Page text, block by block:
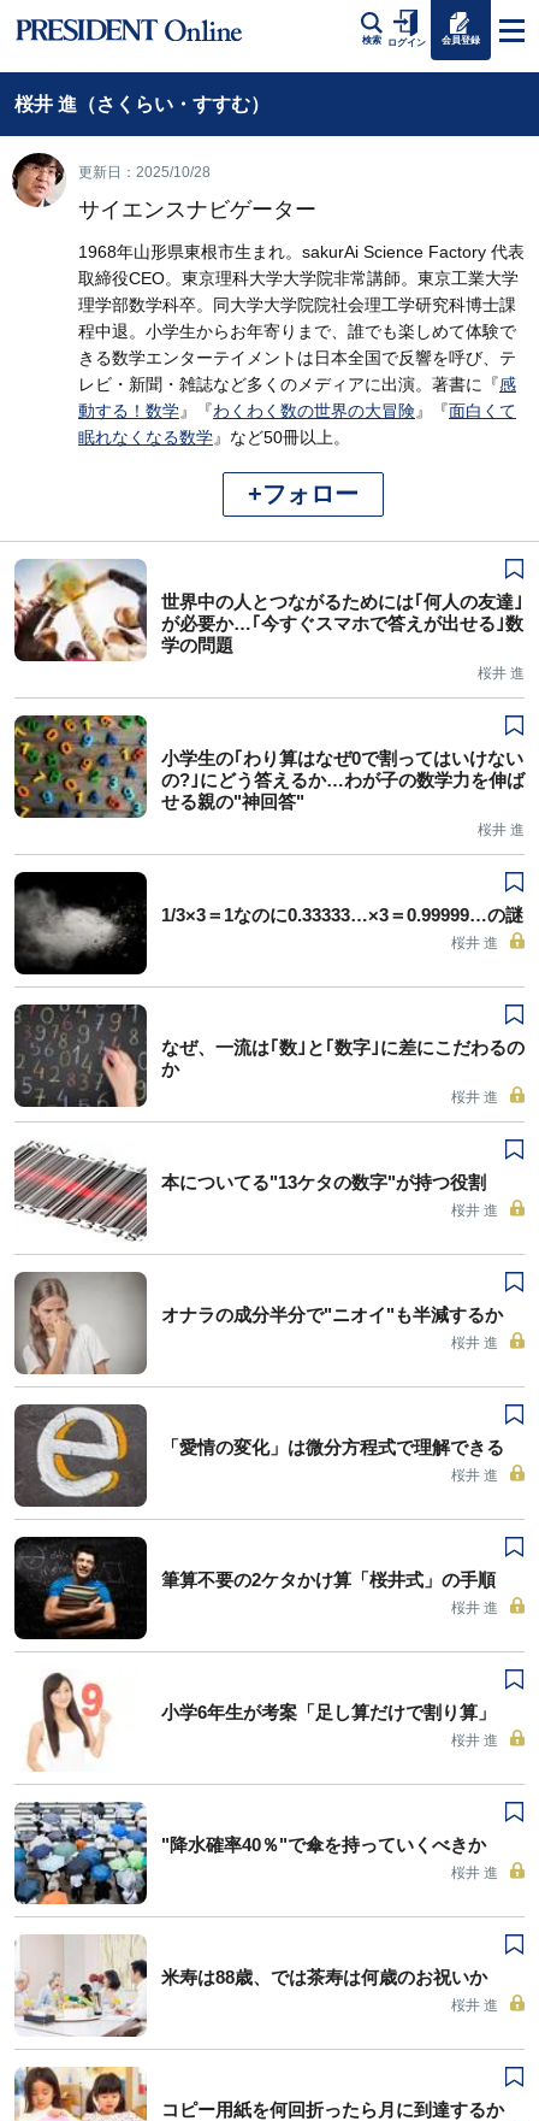
検索 ログイン 会員登録
桜井 進（さくらい・すすむ）
更新日：2025/10/28
サイエンスナビゲーター
1968年山形県東根市生まれ。sakurAi Science Factory 代表
取締役CEO。東京理科大学大学院非常講師。東京工業大学
理学部数学科卒。同大学大学院院社会理工学研究科博士課
程中退。小学生からお年寄りまで、誰でも楽しめて体験で
きる数学エンターテイメントは日本全国で反響を呼び、テ
レビ・新聞・雑誌など多くのメディアに出演。著書に『感
動する！数学』『わくわく数の世界の大冒険』『面白くて
眠れなくなる数学』など50冊以上。
+フォロー
世界中の人とつながるためには｢何人の友達｣
が必要か…｢今すぐスマホで答えが出せる｣数
学の問題
桜井 進
小学生の｢わり算はなぜ0で割ってはいけない
の?｣にどう答えるか…わが子の数学力を伸ば
せる親の"神回答"
桜井 進
1/3×3＝1なのに0.33333…×3＝0.99999…の謎
桜井 進
なぜ、一流は｢数｣と｢数字｣に差にこだわるの
か
桜井 進
本についてる"13ケタの数字"が持つ役割
桜井 進
オナラの成分半分で"ニオイ"も半減するか
桜井 進
「愛情の変化」は微分方程式で理解できる
桜井 進
筆算不要の2ケタかけ算「桜井式」の手順
桜井 進
小学6年生が考案「足し算だけで割り算」
桜井 進
"降水確率40％"で傘を持っていくべきか
桜井 進
米寿は88歳、では茶寿は何歳のお祝いか
桜井 進
コピー用紙を何回折ったら月に到達するか